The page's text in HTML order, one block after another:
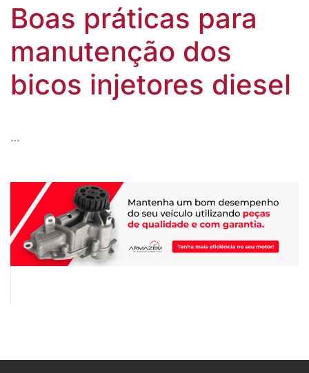
Boas práticas para
manutenção dos
bicos injetores diesel
…